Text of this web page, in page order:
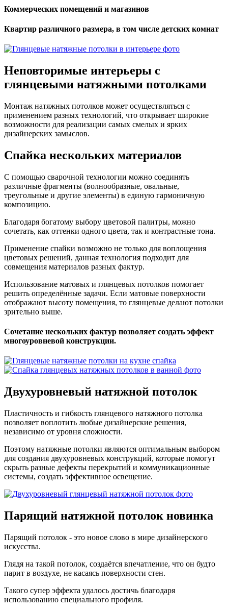
Коммерческих помещений и магазинов
Квартир различного размера, в том числе детских комнат
Неповторимые интерьеры с
глянцевыми натяжными потолками
Монтаж натяжных потолков может осуществляться с
применением разных технологий, что открывает широкие
возможности для реализации самых смелых и ярких
дизайнерских замыслов.
Спайка нескольких материалов
С помощью сварочной технологии можно соединять
различные фрагменты (волнообразные, овальные,
треугольные и другие элементы) в единую гармоничную
композицию.
Благодаря богатому выбору цветовой палитры, можно
сочетать, как оттенки одного цвета, так и контрастные тона.
Применение спайки возможно не только для воплощения
цветовых решений, данная технология подходит для
совмещения материалов разных фактур.
Использование матовых и глянцевых потолков помогает
решить определённые задачи. Если матовые поверхности
отображают высоту помещения, то глянцевые делают потолки
зрительно выше.
Сочетание нескольких фактур позволяет создать эффект
многоуровневой конструкции.
Двухуровневый натяжной потолок
Пластичность и гибкость глянцевого натяжного потолка
позволяет воплотить любые дизайнерские решения,
независимо от уровня сложности.
Поэтому натяжные потолки являются оптимальным выбором
для создания двухуровневых конструкций, которые помогут
скрыть разные дефекты перекрытий и коммуникационные
системы, создать эффективное освещение.
Парящий натяжной потолок новинка
Парящий потолок - это новое слово в мире дизайнерского
искусства.
Глядя на такой потолок, создаётся впечатление, что он будто
парит в воздухе, не касаясь поверхности стен.
Такого супер эффекта удалось достичь благодаря
использованию специального профиля.